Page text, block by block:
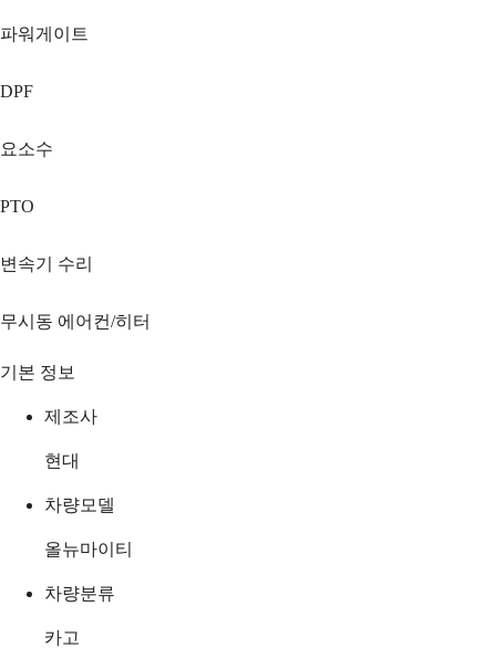
파워게이트
DPF
요소수
PTO
변속기 수리
무시동 에어컨/히터
기본 정보
제조사
현대
차량모델
올뉴마이티
차량분류
카고